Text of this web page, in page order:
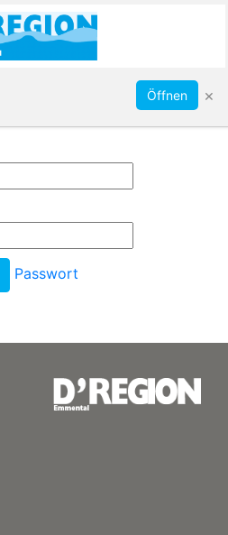
Abonnieren
Passwort
Öffnen ×